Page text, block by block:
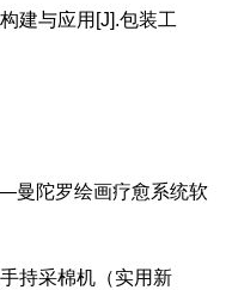
建与应用[J].包装工
陀罗绘画疗愈系统软
持采棉机（实用新